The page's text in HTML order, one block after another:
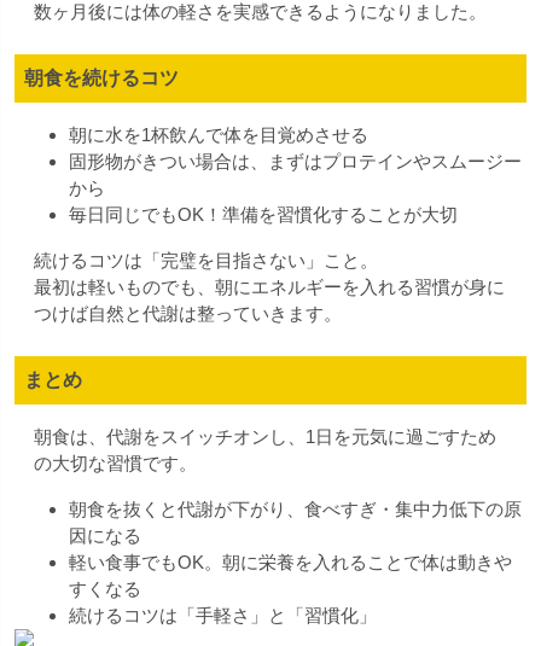
数ヶ月後には体の軽さを実感できるようになりました。
朝食を続けるコツ
朝に水を1杯飲んで体を目覚めさせる
固形物がきつい場合は、まずはプロテインやスムージー
から
毎日同じでもOK！準備を習慣化することが大切
続けるコツは「完璧を目指さない」こと。
最初は軽いものでも、朝にエネルギーを入れる習慣が身に
つけば自然と代謝は整っていきます。
まとめ
朝食は、代謝をスイッチオンし、1日を元気に過ごすため
の大切な習慣です。
朝食を抜くと代謝が下がり、食べすぎ・集中力低下の原
因になる
軽い食事でもOK。朝に栄養を入れることで体は動きや
すくなる
続けるコツは「手軽さ」と「習慣化」